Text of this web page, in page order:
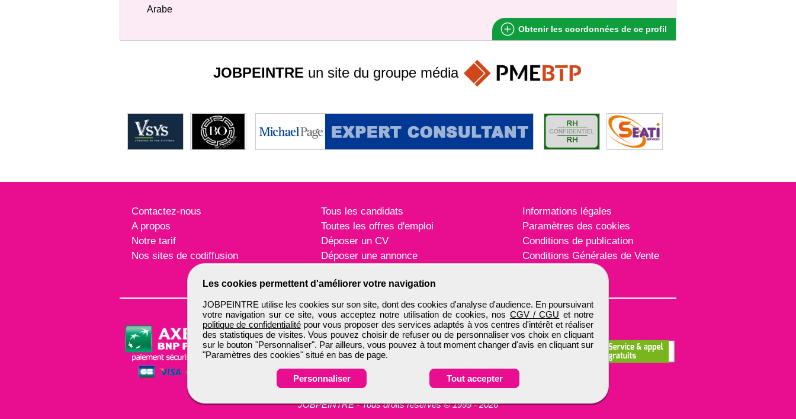
Arabe
Obtenir les coordonnées de ce profil
Les cookies permettent d'améliorer votre navigation
JOBPEINTRE utilise les cookies sur son site, dont des cookies d'analyse d'audience. En poursuivant
votre navigation sur ce site, vous acceptez notre utilisation de cookies, nos CGV / CGU et notre
politique de confidentialitépour vous proposer des services adaptés à vos centres d'intérêt et réaliser
des statistiques de visites. Vous pouvez choisir de refuser ou de personnaliser vos choix en cliquant
sur le bouton "Personnaliser". Par ailleurs, vous pouvez à tout moment changer d'avis en cliquant sur
"Paramètres des cookies" situé en bas de page.
Personnaliser Tout accepter
JOBPEINTRE un site du groupe média
Contactez-nous
A propos
Notre tarif
Nos sites de codiffusion
Tous les candidats
Toutes les offres d'emploi
Déposer un CV
Déposer une annonce
Informations légales
Paramètres des cookies
Conditions de publication
Conditions Générales de Vente
JOBPEINTRE -Tous droits réservés © 1999 - 2026